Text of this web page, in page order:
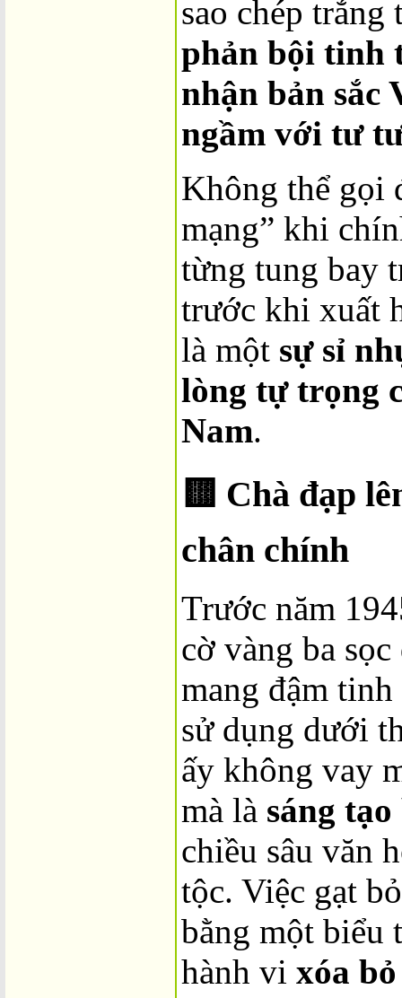
sao chép trắng
phản bội tinh
nhận bản sắc
ngầm với tư
Không thể gọi
mạng” khi
từng tung bay
trước khi xuất
là một sự sỉ
lòng tự trọng
Nam.
🟨 Chà đạp
chân chính
Trước năm
cờ vàng ba
mang đậm
sử dụng dưới
ấy không vay
mà là sáng
chiều sâu văn
tộc. Việc gạt
bằng một biểu
hành vi xóa